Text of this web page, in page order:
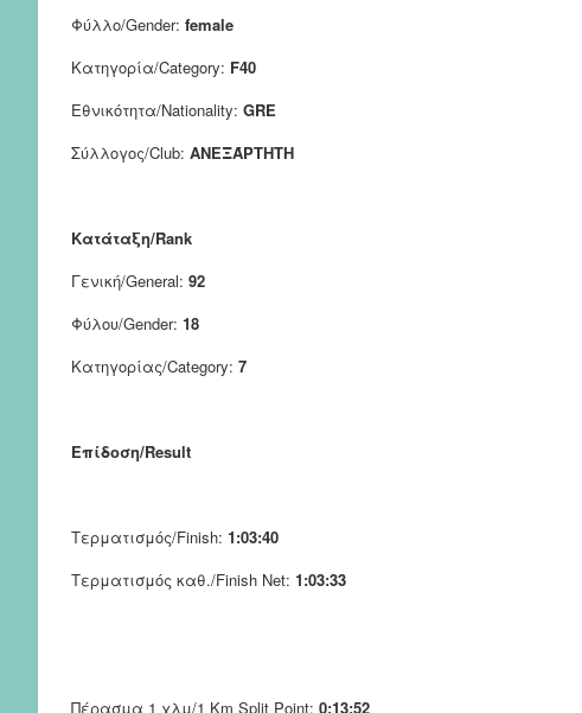
Φύλλο/Gender: female
Κατηγορία/Category: F40
Εθνικότητα/Nationality: GRE
Σύλλογος/Club: ΑΝΕΞΆΡΤΗΤΗ
Κατάταξη/Rank
Γενική/General: 92
Φύλου/Gender: 18
Κατηγορίας/Category: 7
Επίδοση/Result
Τερματισμός/Finish: 1:03:40
Τερματισμός καθ./Finish Net: 1:03:33
Πέρασμα 1 χλμ/1 Km Split Point: 0:13:52